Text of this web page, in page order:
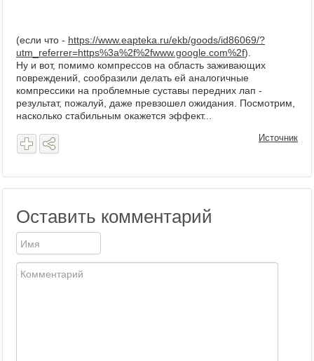
(если что - https://www.eapteka.ru/ekb/goods/id86069/?
utm_referrer=https%3a%2f%2fwww.google.com%2f).
Ну и вот, помимо компрессов на область заживающих
повреждений, сообразили делать ей аналогичные
компрессики на проблемные суставы передних лап -
результат, пожалуй, даже превзошел ожидания. Посмотрим,
насколько стабильным окажется эффект...
Источник
Оставить комментарий